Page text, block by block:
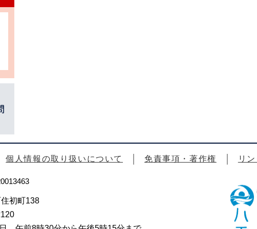
個人情報の取り扱いについて 免責事項・著作権 リ
初町138